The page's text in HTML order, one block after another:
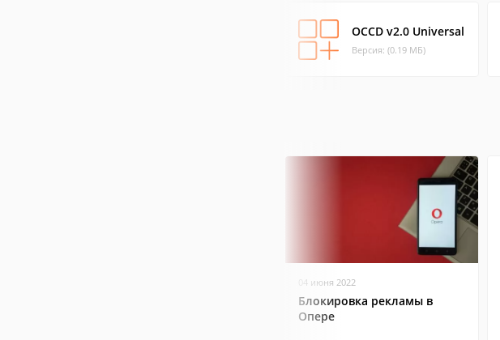
OCCD v2.0 Universal
Версия: (0.19 МБ)
04 июня 2022
Блокировка рекламы в
Опере